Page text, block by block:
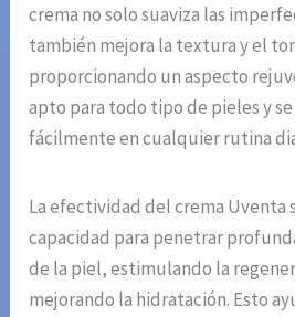
crema no solo suaviza las
también mejora la textura y el
proporcionando un aspecto
apto para todo tipo de pieles y
fácilmente en cualquier rutina
La efectividad del crema Uventa
capacidad para penetrar
de la piel, estimulando la
mejorando la hidratación. Esto